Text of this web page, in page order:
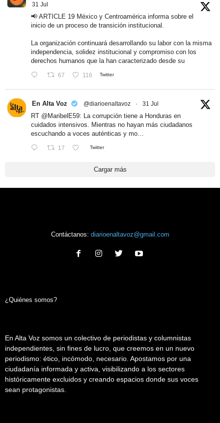
31 Jul
📢 ARTICLE 19 México y Centroamérica informa sobre el
inicio de un proceso de transición institucional.
La organización continuará desarrollando su labor con la misma
independencia, solidez institucional y compromiso con los
derechos humanos que la han caracterizado desde su
67 116 Twitter
En Alta Voz @diarioenaltavoz · 31 Jul
RT @MaribelE59: La corrupción tiene a Honduras en
cuidados intensivos. Mientras no hayan más ciudadanos
escuchando a voces auténticas y mo…
17 Twitter
Cargar más
Contáctanos: diarioenaltavoz@gmail.com
¿Quiénes somos?
En Alta Voz somos un colectivo de periodistas y columnistas
independientes, sin fines de lucro, que creemos en un nuevo
periodismo: ético, incómodo, necesario. Apostamos por una
ciudadanía informada y activa, visibilizando a los sectores
históricamente excluidos y creando espacios donde sus voces
sean protagonistas.